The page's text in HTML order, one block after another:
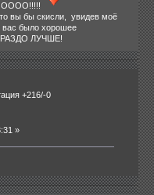
вы бы скисли, увидев моё
вас было хорошее
ЛУЧШЕ!
+216/-0
»